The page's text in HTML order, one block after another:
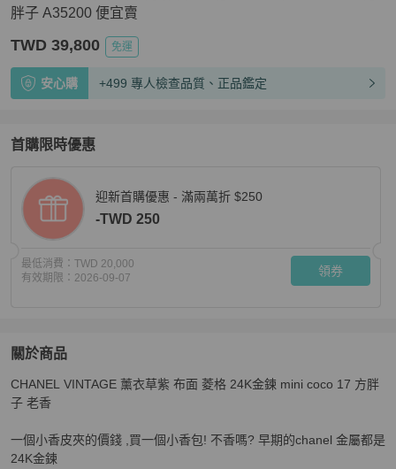
胖子 A35200 便宜賣
TWD 39,800 免運
安心購 +499 專人檢查品質、正品鑑定
首購限時優惠
迎新首購優惠 - 滿兩萬折 $250
-TWD 250
最低消費： TWD 20,000
有效期限： 2026-09-07 領券
關於商品
關於Chanel 薰衣草紫 布面 菱格紋 金鏈 17cm 經典 mini coco
CHANEL VINTAGE 薰衣草紫 布面 菱格 24K金鍊 mini coco 17 方胖
子 老香
一個小香皮夾的價錢 ,買一個小香包! 不香嗎? 早期的chanel 金屬都是
24K金鍊